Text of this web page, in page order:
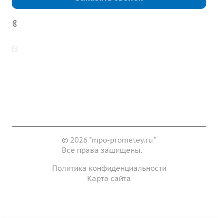
© 2026 "mpo-prometey.ru"
Все права защищены.
Политика конфиденциальности
Карта сайта